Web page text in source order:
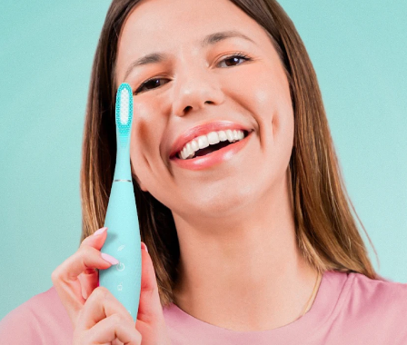
我的订单
我的地址
我的订阅
FAQ™ Pure Beauty-Tech Elixir
BREAKING NEWS
issa™ Teeth Whitening Set
FAQ™ Dual LED Panel
Deutsch
Español
Français
Italiano
Português
Svenska
Русский
简体中文 繁體中文
发货国家
美国 预计送达日期10/08/2026
预计送达日期 09/08/2026